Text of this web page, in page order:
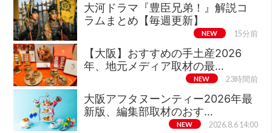
大河ドラマ『豊臣兄弟！』解説コ
ラムまとめ【毎週更新】
NEW 15分前
【大阪】おすすめの手土産2026
年、地元メディア取材の最…
NEW 23時間前
大阪アフタヌーンティー2026年最
新版、編集部取材のおす…
NEW 2026.8.6 14:00